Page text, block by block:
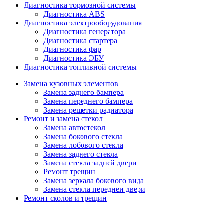
Диагностика тормозной системы
Диагностика ABS
Диагностика электрооборудования
Диагностика генератора
Диагностика стартера
Диагностика фар
Диагностика ЭБУ
Диагностика топливной системы
Замена кузовных элементов
Замена заднего бампера
Замена переднего бампера
Замена решетки радиатора
Ремонт и замена стекол
Замена автостекол
Замена бокового стекла
Замена лобового стекла
Замена заднего стекла
Замена стекла задней двери
Ремонт трещин
Замена зеркала бокового вида
Замена стекла передней двери
Ремонт сколов и трещин